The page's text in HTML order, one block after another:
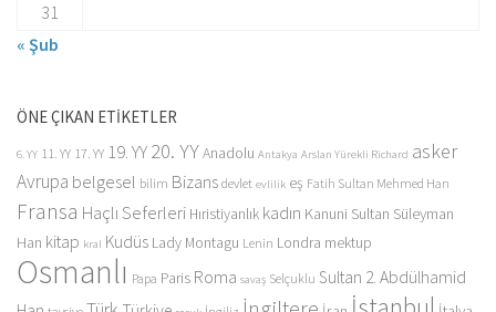
31
« Şub
ÖNE ÇIKAN ETİKETLER
6. YY 11. YY 17. YY 19. YY20. YYAnadolu Antakya Arslan Yürekli Richard asker
Avrupa belgesel bilim Bizans devlet evlilik eş Fatih Sultan Mehmed Han
Fransa Haçlı Seferleri Hıristiyanlık kadın Kanuni Sultan Süleyman
Han kitap kral Kudüs Lady Montagu Lenin Londra mektup
Osmanlı Papa Paris Roma savaş Selçuklu Sultan 2. Abdülhamid